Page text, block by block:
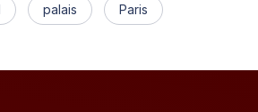
palais Paris